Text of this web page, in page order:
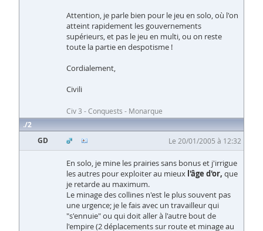
Attention, je parle bien pour le jeu en solo, où l'on
atteint rapidement les gouvernements
supérieurs, et pas le jeu en multi, ou on reste
toute la partie en despotisme !
Cordialement,
Civili
Civ 3 - Conquests - Monarque
2
GD
Le 20/01/2005 à 12:32
En solo, je mine les prairies sans bonus et j'irrigue
les autres pour exploiter au mieux l'âge d'or, que
je retarde au maximum.
Le minage des collines n'est le plus souvent pas
une urgence; je le fais avec un travailleur qui
"s'ennuie" ou qui doit aller à l'autre bout de
l'empire (2 déplacements sur route et minage au